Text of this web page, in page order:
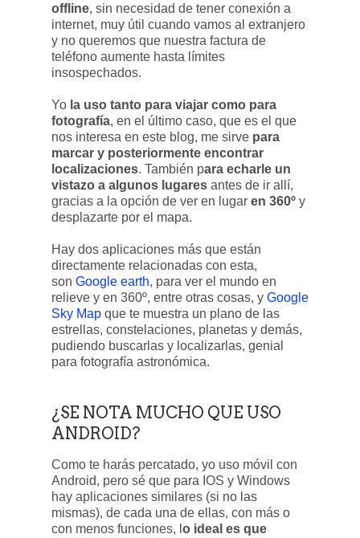
offline, sin necesidad de tener conexión a
internet, muy útil cuando vamos al extranjero
y no queremos que nuestra factura de
teléfono aumente hasta límites
insospechados.
Yo la uso tanto para viajar como para
fotografía, en el último caso, que es el que
nos interesa en este blog, me sirve para
marcar y posteriormente encontrar
localizaciones. También para echarle un
vistazo a algunos lugares antes de ir allí,
gracias a la opción de ver en lugar en 360º y
desplazarte por el mapa.
Hay dos aplicaciones más que están
directamente relacionadas con esta,
son Google earth, para ver el mundo en
relieve y en 360º, entre otras cosas, y Google
Sky Map que te muestra un plano de las
estrellas, constelaciones, planetas y demás,
pudiendo buscarlas y localizarlas, genial
para fotografía astronómica.
¿SE NOTA MUCHO QUE USO
ANDROID?
Como te harás percatado, yo uso móvil con
Android, pero sé que para IOS y Windows
hay aplicaciones similares (si no las
mismas), de cada una de ellas, con más o
con menos funciones, l o ideal es que